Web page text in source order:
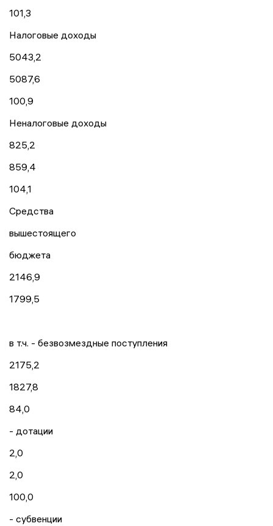
101,3
Налоговые доходы
5043,2
5087,6
100,9
Неналоговые доходы
825,2
859,4
104,1
Средства
вышестоящего
бюджета
2146,9
1799,5
в т.ч. - безвозмездные поступления
2175,2
1827,8
84,0
- дотации
2,0
2,0
100,0
- субвенции